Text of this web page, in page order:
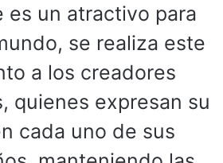
es un atractivo para
se realiza este
a los creadores
quienes expresan su
cada uno de sus